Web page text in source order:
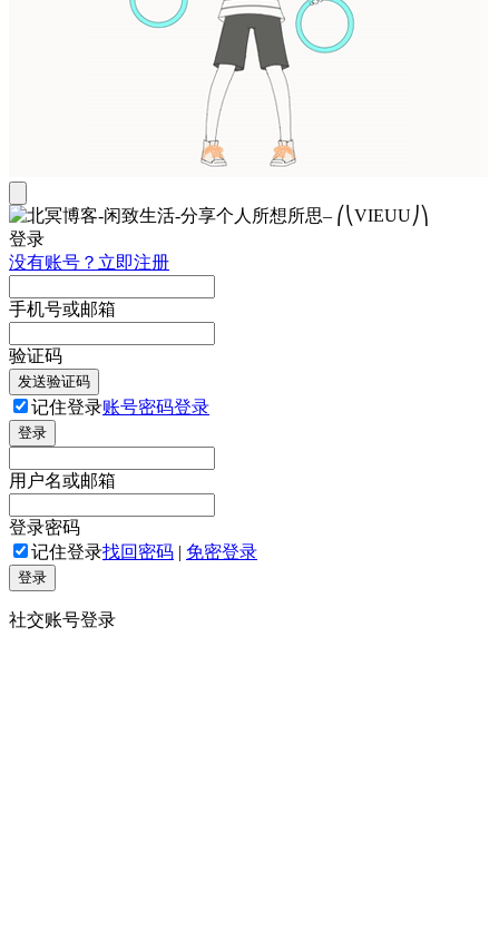
登录
没有账号？立即注册
手机号或邮箱
验证码
发送验证码
记住登录账号密码登录
登录
用户名或邮箱
登录密码
记住登录找回密码 | 免密登录
登录
社交账号登录